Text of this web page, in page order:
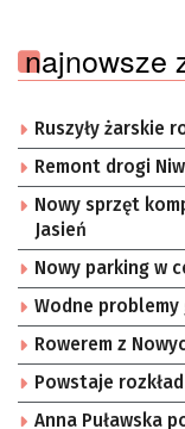
najnowsze
Ruszyły żarskie
Remont drogi
Nowy sprzęt
Jasień
Nowy parking w
Wodne
Rowerem z
Powstaje
Anna Puławska